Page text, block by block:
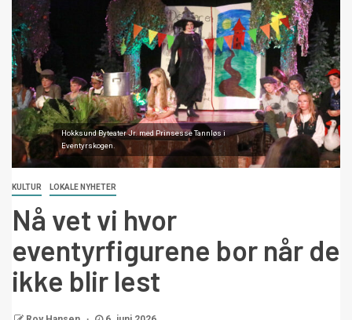
Hokksund Byteater Jr. med Prinsesse Tannløs i
Eventyrskogen.
KULTUR LOKALE NYHETER
Nå vet vi hvor
eventyrfigurene bor når de
ikke blir lest